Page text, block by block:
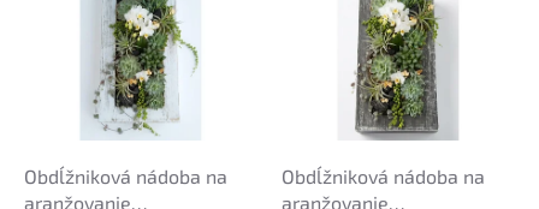
Obdĺžniková nádoba na
aranžovanie
Obdĺžniková nádoba na
aranžovanie